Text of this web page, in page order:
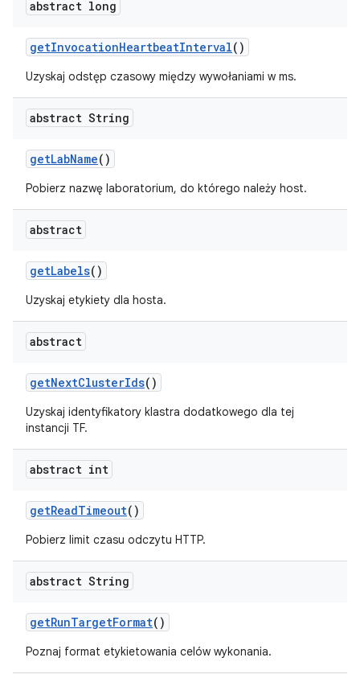
abstract long
getInvocationHeartbeatInterval()
Uzyskaj odstęp czasowy między wywołaniami w ms.
abstract String
getLabName()
Pobierz nazwę laboratorium, do którego należy host.
abstract
getLabels()
Uzyskaj etykiety dla hosta.
abstract
getNextClusterIds()
Uzyskaj identyfikatory klastra dodatkowego dla tej
instancji TF.
abstract int
getReadTimeout()
Pobierz limit czasu odczytu HTTP.
abstract String
getRunTargetFormat()
Poznaj format etykietowania celów wykonania.